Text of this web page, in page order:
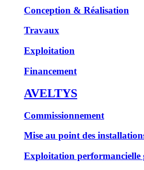
Conception & Réalisation
Travaux
Exploitation
Financement
AVELTYS
Commissionnement
Mise au point des
Exploitation performancielle